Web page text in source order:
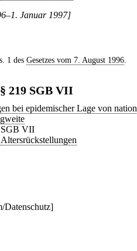
Januar 1997]
1 des Gesetzes vom 7. August 1996.
219 SGB VII
bei epidemischer Lage von
SGB VII
Datenschutz]